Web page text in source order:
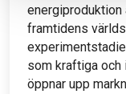
energiproduktion
framtidens
som kraftiga och
öppnar upp